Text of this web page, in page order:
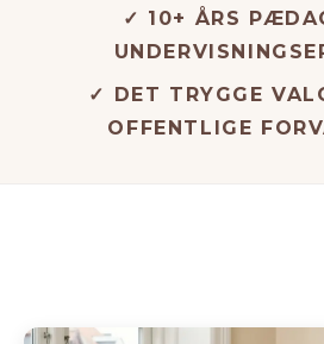
✓ 10+ ÅRS
✓ DET TRYGGE
OFFENTLIGE